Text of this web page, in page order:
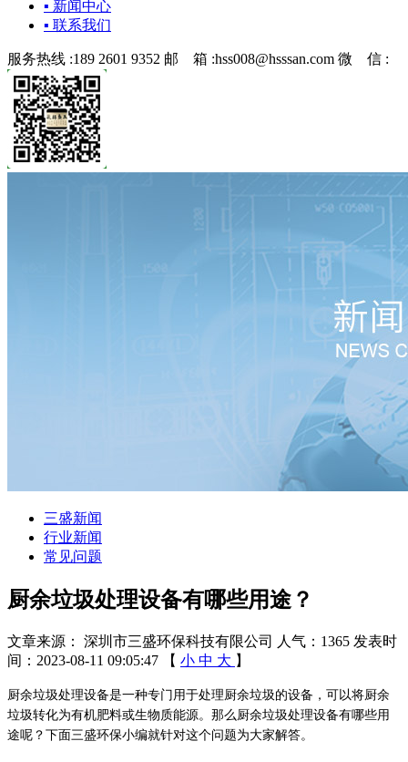
▪ 新闻中心
▪ 联系我们
服务热线 :189 2601 9352 邮 箱 :hss008@hsssan.com 微 信 :
三盛新闻
行业新闻
常见问题
厨余垃圾处理设备有哪些用途？
文章来源： 深圳市三盛环保科技有限公司 人气：1365 发表时
间：2023-08-11 09:05:47
【 小 中 大 】
厨余垃圾处理设备是一种专门用于处理厨余垃圾的设备，可以将厨余
垃圾转化为有机肥料或生物质能源。 那么 厨余垃圾处理设备有哪些用
途呢？下面三盛环保小编就针对这个问题为大家解答。